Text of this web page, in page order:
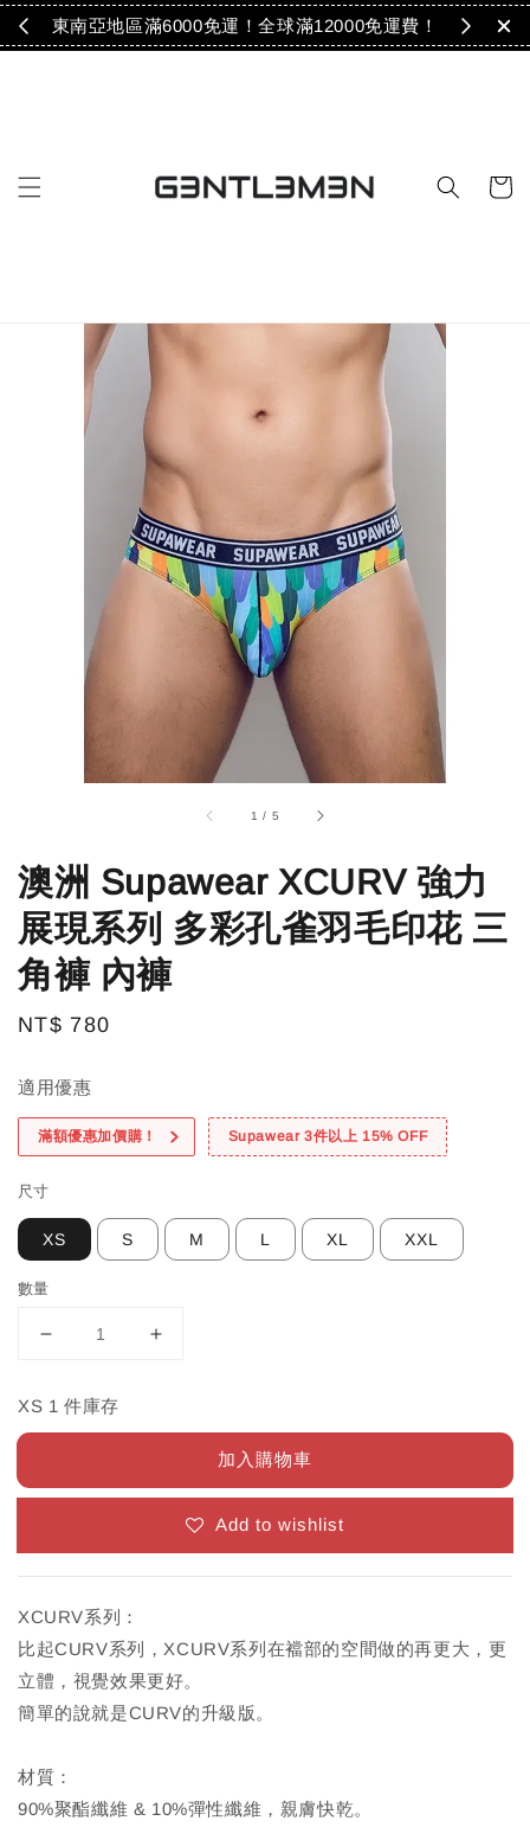
！ 東南亞地區滿6000免運！全球滿12000免運費！
1 / 5
澳洲 Supawear XCURV 強力
展現系列 多彩孔雀羽毛印花 三
角褲 內褲
Regular
NT$ 780
適用優惠
滿額優惠加價購！ Supawear 3件以上 15% OFF
尺寸
XS S M L XL XXL
數量
XS 1 件庫存
加入購物車
Add to wishlist
XCURV系列：
比起CURV系列，XCURV系列在襠部的空間做的再更大，更
立體，視覺效果更好。
簡單的說就是CURV的升級版。
材質：
90%聚酯纖維 & 10%彈性纖維，親膚快乾。